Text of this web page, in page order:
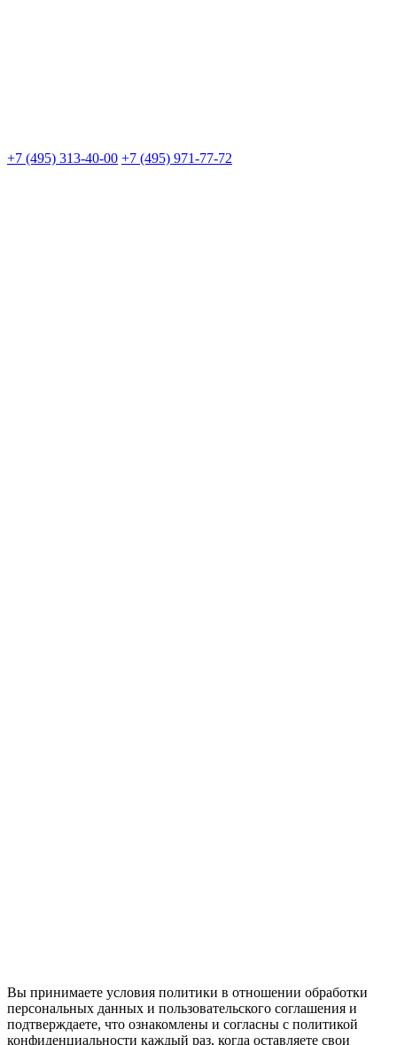
+7 (495) 313-40-00 +7 (495) 971-77-72
Вы принимаете условия политики в отношении обработки
персональных данных и пользовательского соглашения и
подтверждаете, что ознакомлены и согласны с политикой
конфиденциальности каждый раз, когда оставляете свои